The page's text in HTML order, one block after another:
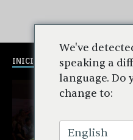
INICIO CONCIERTOS Y
We've
speaking a
language. Do
change to:
English